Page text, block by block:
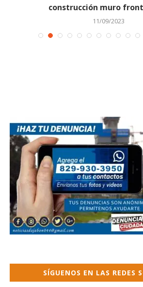
construcción muro
11/09/2023
SÍGUENOS EN LAS REDES